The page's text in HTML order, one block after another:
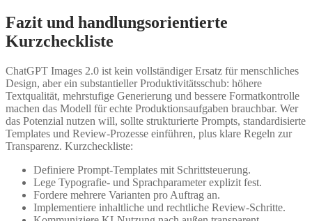
Fazit und handlungsorientierte
Kurzcheckliste
ChatGPT Images 2.0 ist kein vollständiger Ersatz für menschliches
Design, aber ein substantieller Produktivitätsschub: höhere
Textqualität, mehrstufige Generierung und bessere Formatkontrolle
machen das Modell für echte Produktionsaufgaben brauchbar. Wer
das Potenzial nutzen will, sollte strukturierte Prompts, standardisierte
Templates und Review-Prozesse einführen, plus klare Regeln zur
Transparenz. Kurzcheckliste:
Definiere Prompt-Templates mit Schrittsteuerung.
Lege Typografie- und Sprachparameter explizit fest.
Fordere mehrere Varianten pro Auftrag an.
Implementiere inhaltliche und rechtliche Review-Schritte.